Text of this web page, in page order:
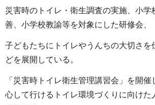
災害時のトイレ・衛生調査の実施、小学
善、小学校教諭等を対象にした研修会、
子どもたちにトイレやうんちの大切さを
どを展開している。
「災害時トイレ衛生管理講習会」を開
心して行けるトイレ環境づくりに向けた